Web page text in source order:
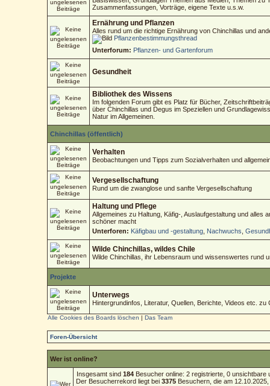
Zusammenfassungen, Vorträge, eigene Texte u.s.w.
Ernährung und Pflanzen
Alles rund um die richtige Ernährung von Chinchillas und
Pflanzenbestimmungsthread
Unterforum: Pflanzen- und Gartenforum
Gesundheit
Bibliothek des Wissens
Im folgenden Forum gibt es Platz für Bücher,
über Chinchillas und Degus im Speziellen und
Natur im Allgemeinen.
Chinchillas (öffentlich)
Verhalten
Beobachtungen und Tipps zum Sozialverhalten und
Vergesellschaftung
Rund um die zwanglose und sanfte Vergesellschaftung
Haltung und Pflege
Allgemeines zu Haltung, Käfig-, Auslaufgestaltung und alles
schöner macht
Unterforen: Käfigbau und -gestaltung Nachwuchs ,
Wilde Chinchillas, wildes Chile
Wilde Chinchillas, ihr Lebensraum und wissenswertes rund
Projekte
Unterwegs
Hintergrundinfos, Literatur, Quellen, Berichte, Videos etc. zu
Alle Cookies des Boards löschen |Das Team
Foren-Übersicht
Wer ist online?
Insgesamt sind184 Besucher online: 2 registrierte, 0
Der Besucherrekord liegt bei3375 Besuchern, die am